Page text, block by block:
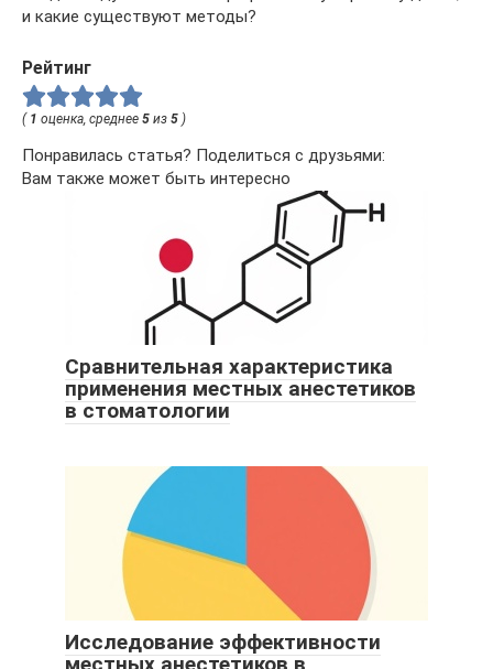
и какие существуют методы?
Рейтинг
( 1 оценка, среднее 5 из 5 )
Понравилась статья? Поделиться с друзьями:
Вам также может быть интересно
Сравнительная характеристика
применения местных анестетиков
в стоматологии
Исследование эффективности